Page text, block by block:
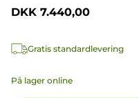
DKK 7.440,00
Gratis standardlevering
På lager online